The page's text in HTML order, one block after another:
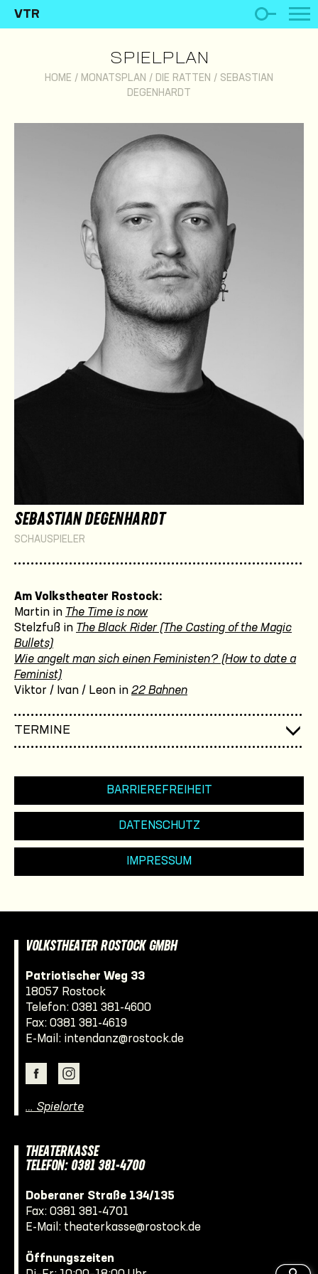
VTR
SPIELPLAN
HOME / MONATSPLAN / DIE RATTEN / SEBASTIAN
DEGENHARDT
SEBASTIAN DEGENHARDT
SCHAUSPIELER
Am Volkstheater Rostock:
Martin in The Time is now
Stelzfuß in The Black Rider (The Casting of the Magic
Bullets)
Wie angelt man sich einen Feministen? (How to date a
Feminist)
Viktor / Ivan / Leon in 22 Bahnen
TERMINE
BARRIEREFREIHEIT
DATENSCHUTZ
IMPRESSUM
VOLKSTHEATER ROSTOCK GMBH
Patriotischer Weg 33
18057 Rostock
Telefon: 0381 381-4600
Fax: 0381 381-4619
E-Mail: intendanz@rostock.de
… Spielorte
THEATERKASSE
TELEFON: 0381 381-4700
Doberaner Straße 134/135
Fax: 0381 381-4701
E-Mail: theaterkasse@rostock.de
Öffnungszeiten